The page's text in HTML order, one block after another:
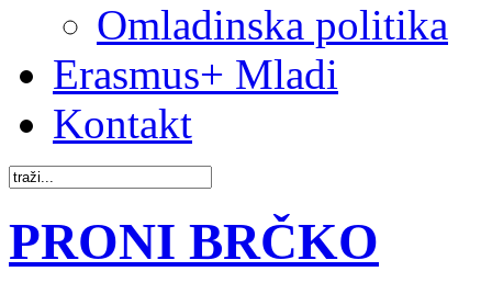
Omladinska politika
Erasmus+ Mladi
Kontakt
PRONI BRČKO